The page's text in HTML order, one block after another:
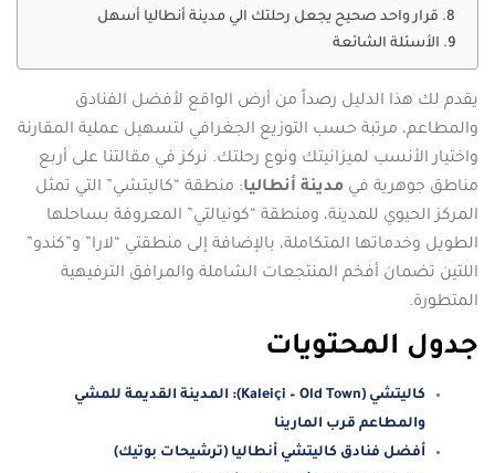
قرار واحد صحيح يجعل رحلتك الي مدينة أنطاليا أسهل
الأسئلة الشائعة
يقدم لك هذا الدليل رصداً من أرض الواقع لأفضل الفنادق
والمطاعم، مرتبة حسب التوزيع الجغرافي لتسهيل عملية المقارنة
واختيار الأنسب لميزانيتك ونوع رحلتك. نركز في مقالتنا على أربع
مناطق جوهرية في مدينة أنطاليا: منطقة “كاليتشي” التي تمثل
المركز الحيوي للمدينة، ومنطقة “كونيالتي” المعروفة بساحلها
الطويل وخدماتها المتكاملة، بالإضافة إلى منطقتي “لارا” و”كندو”
اللتين تضمان أفخم المنتجعات الشاملة والمرافق الترفيهية
المتطورة.
جدول المحتويات
كاليتشي (Kaleiçi – Old Town): المدينة القديمة للمشي
والمطاعم قرب المارينا
أفضل فنادق كاليتشي أنطاليا (ترشيحات بوتيك)